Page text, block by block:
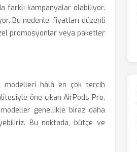
farklı kampanyalar olabiliyor.
Bu nedenle, fiyatları düzenli
promosyonlar veya paketler
modelleri hâlâ en çok tercih
öne çıkan AirPods Pro,
modeller genellikle biraz daha
Bu noktada, bütçe ve